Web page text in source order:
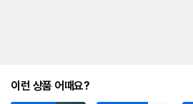
이런 상품 어때요?